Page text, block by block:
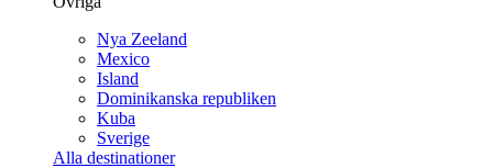
Nya Zeeland
Mexico
Island
Dominikanska republiken
Kuba
Sverige
Alla destinationer